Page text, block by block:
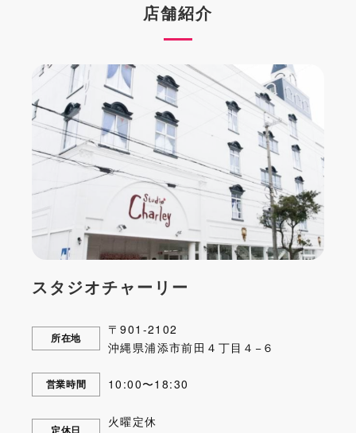
店舗紹介
スタジオチャーリー
所在地
〒901-2102
沖縄県浦添市前田４丁目４−６
営業時間 10:00〜18:30
定休日
火曜定休